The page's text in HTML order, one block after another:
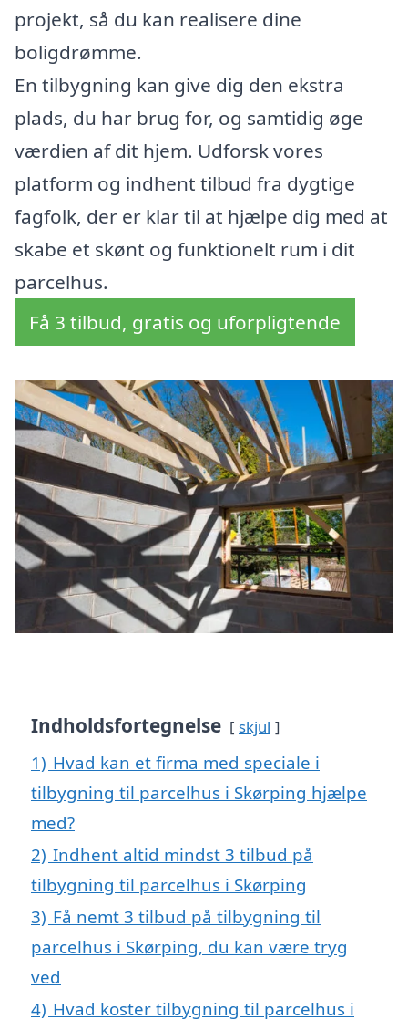
projekt, så du kan realisere dine
boligdrømme.
En tilbygning kan give dig den ekstra
plads, du har brug for, og samtidig øge
værdien af dit hjem. Udforsk vores
platform og indhent tilbud fra dygtige
fagfolk, der er klar til at hjælpe dig med at
skabe et skønt og funktionelt rum i dit
parcelhus.
Få 3 tilbud, gratis og uforpligtende
Indholdsfortegnelse skjul
1) Hvad kan et firma med speciale i
tilbygning til parcelhus i Skørping hjælpe
med?
2) Indhent altid mindst 3 tilbud på
tilbygning til parcelhus i Skørping
3) Få nemt 3 tilbud på tilbygning til
parcelhus i Skørping, du kan være tryg
ved
4) Hvad koster tilbygning til parcelhus i